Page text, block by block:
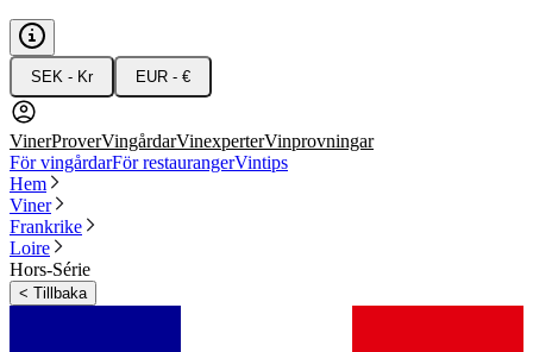
SEK - Kr EUR - €
VinerProverVingårdarVinexperterVinprovningar
För vingårdarFör restaurangerVintips
Hem
Viner
Frankrike
Loire
Hors-Série
< Tillbaka